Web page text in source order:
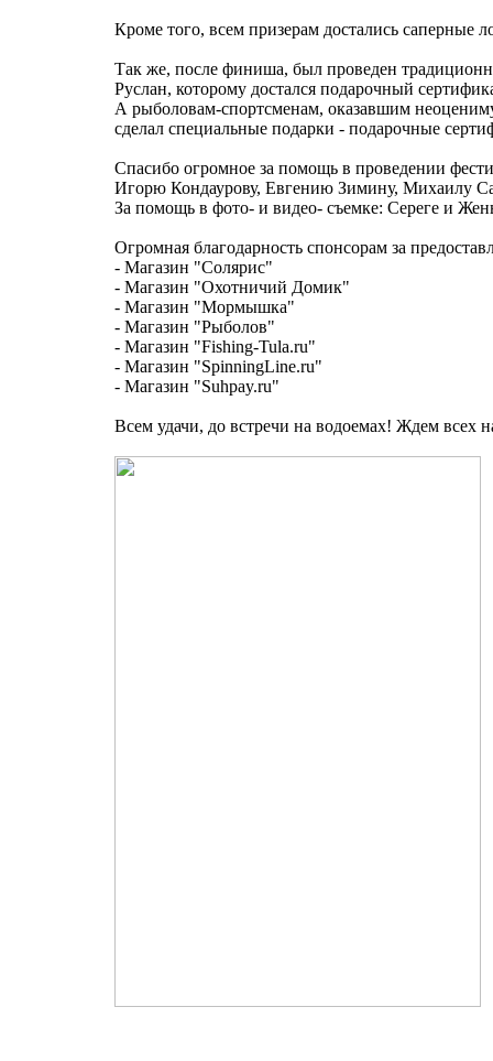
Кроме того, всем призерам достались саперные
Так же, после финиша, был проведен
Руслан, которому достался подарочный
А рыболовам-спортсменам, оказавшим
сделал специальные подарки - подарочные
Спасибо огромное за помощь в проведении
Игорю Кондаурову, Евгению Зимину, Михаилу
За помощь в фото- и видео- съемке: Сереге и
Огромная благодарность спонсорам за
- Магазин "Солярис"
- Магазин "Охотничий Домик"
- Магазин "Мормышка"
- Магазин "Рыболов"
- Магазин "Fishing-Tula.ru"
- Магазин "SpinningLine.ru"
- Магазин "Suhpay.ru"
Всем удачи, до встречи на водоемах! Ждем